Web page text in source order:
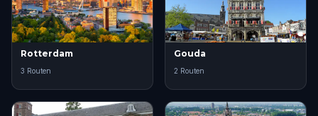
Rotterdam
3 Routen
Gouda
2 Routen